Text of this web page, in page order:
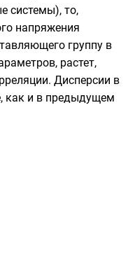
системы), то,
напряжения
группу в
растет,
Дисперсии в
как и в предыдущем